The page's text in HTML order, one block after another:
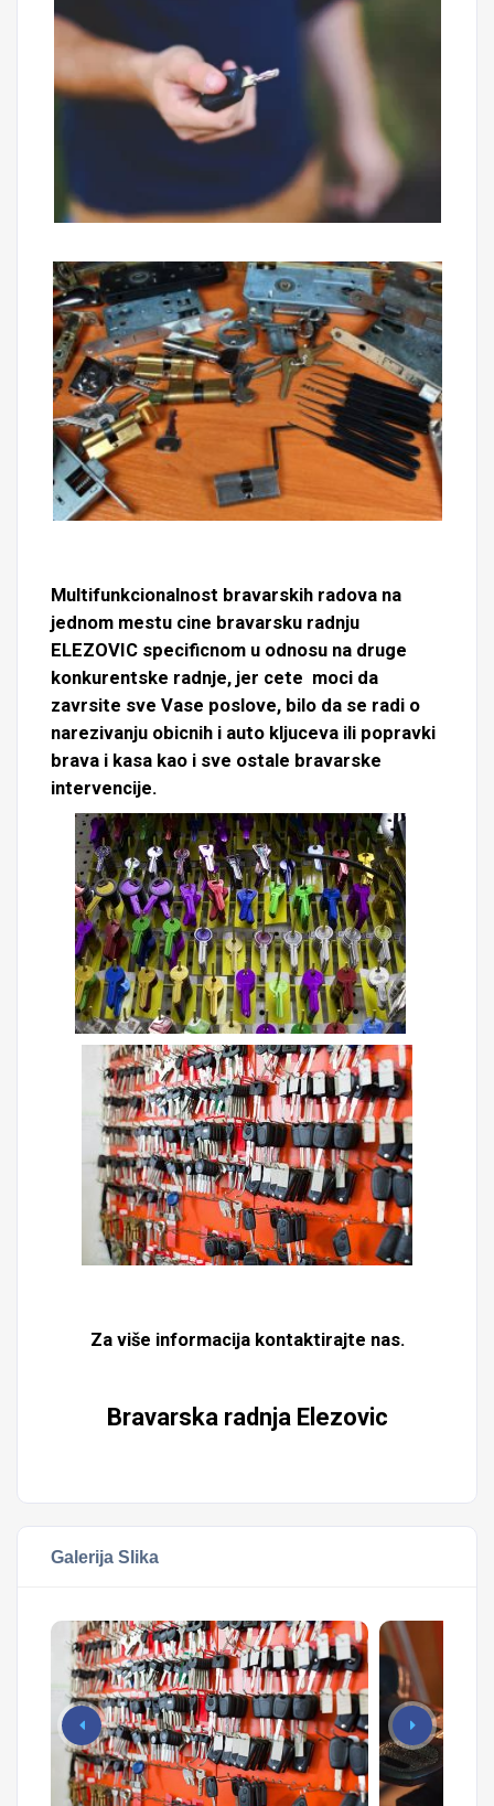
Multifunkcionalnost bravarskih radova na
jednom mestu cine bravarsku radnju
ELEZOVIC specificnom u odnosu na druge
konkurentske radnje, jer cete moci da
zavrsite sve Vase poslove, bilo da se radi o
narezivanju obicnih i auto kljuceva ili popravki
brava i kasa kao i sve ostale bravarske
intervencije.
Za više informacija kontaktirajte nas.
Bravarska radnja Elezovic
Galerija Slika